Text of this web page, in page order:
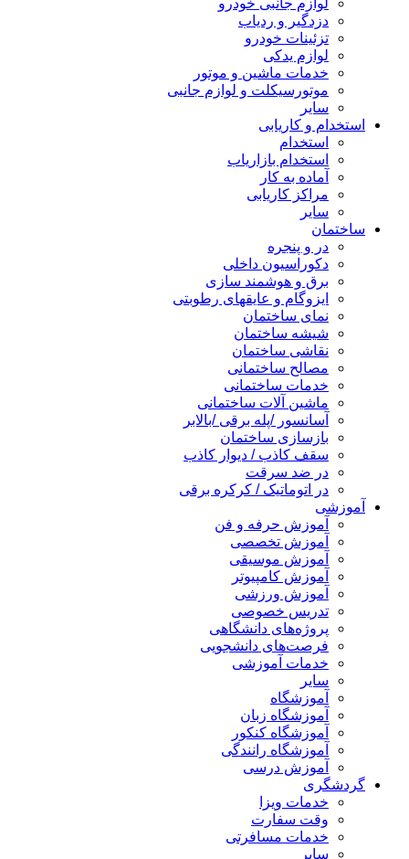
لوازم جانبی خودرو
دزدگیر و ردیاب
تزئینات خودرو
لوازم یدکی
خدمات ماشین و موتور
موتورسیکلت و لوازم جانبی
سایر
استخدام و کاریابی
استخدام
استخدام بازاریاب
آماده به کار
مراکز کاریابی
سایر
ساختمان
در و پنجره
دکوراسیون داخلی
برق و هوشمند سازی
ایزوگام و عایقهای رطوبتی
نمای ساختمان
شیشه ساختمان
نقاشی ساختمان
مصالح ساختمانی
خدمات ساختمانی
ماشین آلات ساختمانی
آسانسور /پله برقی /بالابر
بازسازی ساختمان
سقف کاذب / دیوار کاذب
در ضد سرقت
در اتوماتیک / کرکره برقی
آموزشی
آموزش حرفه و فن
آموزش تخصصی
آموزش موسیقی
آموزش کامپیوتر
آموزش ورزشی
تدریس خصوصی
پروژه‌های دانشگاهی
فرصت‌های دانشجویی
خدمات آموزشی
سایر
آموزشگاه
آموزشگاه زبان
آموزشگاه کنکور
آموزشگاه رانندگی
آموزش درسی
گردشگری
خدمات ویزا
وقت سفارت
خدمات مسافرتی
سایر